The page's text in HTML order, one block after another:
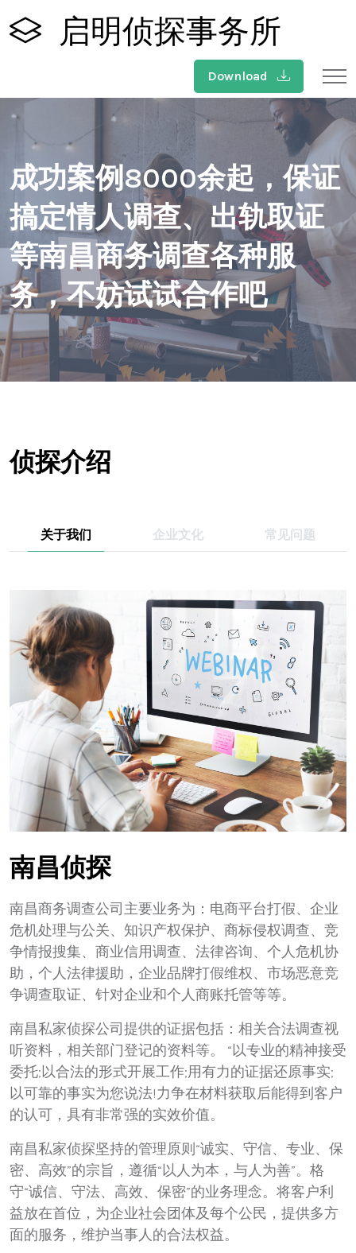
启明侦探事务所
Download
成功案例8000余起，保证
搞定情人调查、出轨取证
等南昌商务调查各种服
务，不妨试试合作吧
侦探介绍
关于我们 企业文化 常见问题
南昌侦探
南昌商务调查公司主要业务为：电商平台打假、企业
危机处理与公关、知识产权保护、商标侵权调查、竞
争情报搜集、商业信用调查、法律咨询、个人危机协
助，个人法律援助，企业品牌打假维权、市场恶意竞
争调查取证、针对企业和个人商账托管等等。
南昌私家侦探公司提供的证据包括：相关合法调查视
听资料，相关部门登记的资料等。 “以专业的精神接受
委托;以合法的形式开展工作;用有力的证据还原事实;
以可靠的事实为您说法!力争在材料获取后能得到客户
的认可，具有非常强的实效价值。
南昌私家侦探坚持的管理原则“诚实、守信、专业、保
密、高效”的宗旨，遵循“以人为本，与人为善”。格
守“诚信、守法、高效、保密”的业务理念。将客户利
益放在首位，为企业社会团体及每个公民，提供多方
面的服务，维护当事人的合法权益。